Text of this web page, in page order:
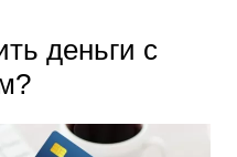
деньги с